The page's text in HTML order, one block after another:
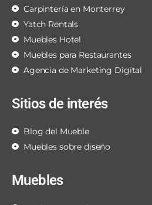
Carpintería en Monterrey
Yatch Rentals
Muebles Hotel
Muebles para Restaurantes
Agencia de Marketing Digital
Sitios de interés
Blog del Mueble
Muebles sobre diseño
Muebles